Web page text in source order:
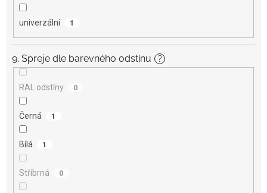
univerzální 1
9. Spreje dle barevného odstínu ?
RAL odstíny 0
Černá 1
Bílá 1
Stříbrná 0